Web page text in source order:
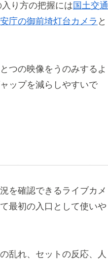
り方の把握には 国土交通
庁の御前埼灯台カメラ と
つの映像をうのみするよ
ップを減らしやすいで
を確認できるライブカメ
最初の入口として使いや
乱れ、セットの反応、人